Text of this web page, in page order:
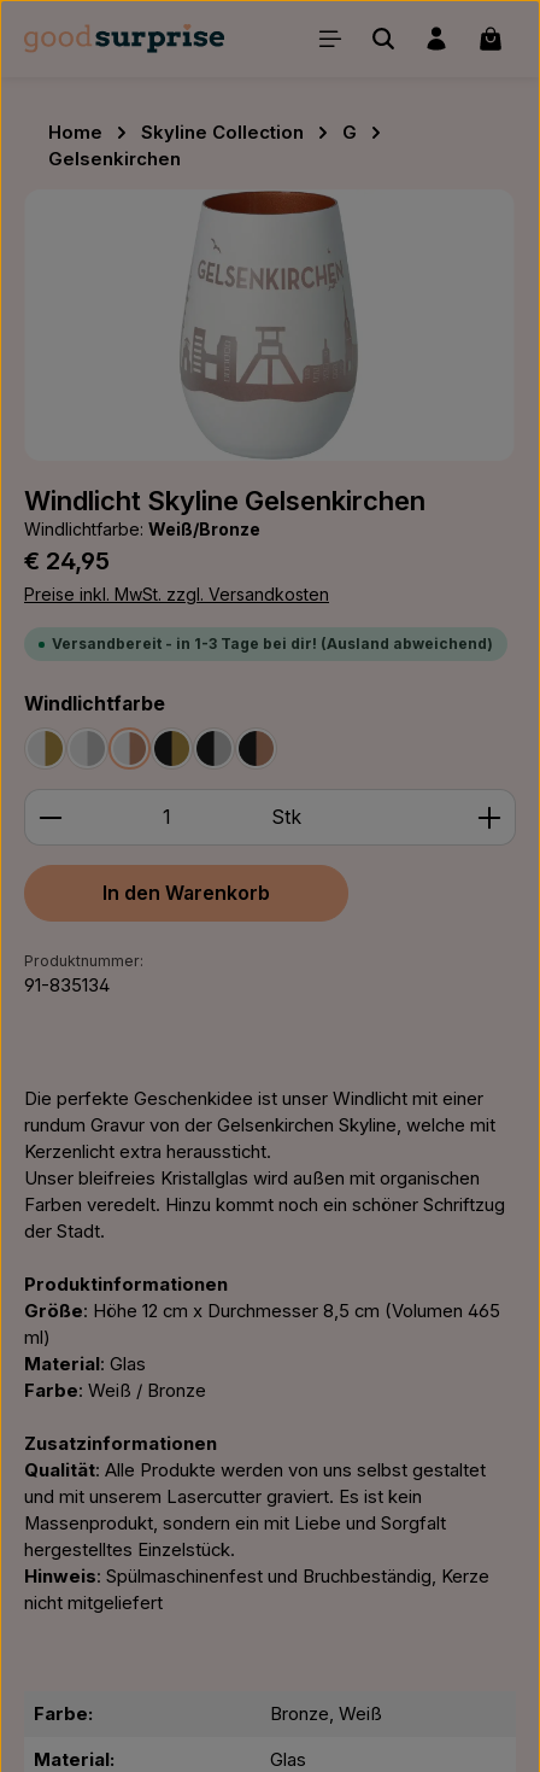
Zum Hauptinhalt springen
Home Skyline Collection
G
Gelsenkirchen
Bildergalerie überspringen
Windlicht Skyline Gelsenkirchen
Windlichtfarbe: Weiß/Bronze
Regulärer Preis:
€ 24,95
Preise inkl. MwSt. zzgl. Versandkosten
Versandbereit - in 1-3 Tage bei dir! (Ausland abweichend)
Windlichtfarbeauswählen
Weiß/GoldWeiß/Silber
Weiß/Bronze
Schwarz/Gold
Schwarz/Silber
Schwarz/Bronze
Produkt Anzahl: Gib den gewünschten Wert ein
Stk
In den Warenkorb
Produktnummer:
91-835134
Die perfekte Geschenkidee ist unser Windlicht mit einer
rundum Gravur von der Gelsenkirchen Skyline, welche mit
Kerzenlicht extra heraussticht.
Unser bleifreies Kristallglas wird außen mit organischen
Farben veredelt. Hinzu kommt noch ein schöner Schriftzug
der Stadt.
Produktinformationen
Größe: Höhe 12 cm x Durchmesser 8,5 cm (Volumen 465
ml)
Material: Glas
Farbe: Weiß / Bronze
Zusatzinformationen
Qualität: Alle Produkte werden von uns selbst gestaltet
und mit unserem Lasercutter graviert. Es ist kein
Massenprodukt, sondern ein mit Liebe und Sorgfalt
hergestelltes Einzelstück.
Hinweis: Spülmaschinenfest und Bruchbeständig, Kerze
nicht mitgeliefert
Farbe: Bronze, Weiß
Material: Glas